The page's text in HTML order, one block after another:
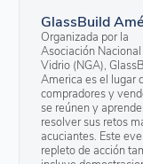
GlassBuild
Organizada por la
Asociación
Vidrio (NGA),
America es el lugar
compradores y
se reúnen y
resolver sus retos
acuciantes. Este
repleto de acción